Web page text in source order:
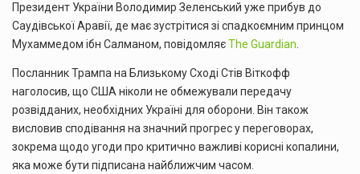
Президент України Володимир Зеленський уже прибув до
Саудівської Аравії, де має зустрітися зі спадкоємним принцом
Мухаммедом ібн Салманом, повідомляєThe Guardian
Посланник Трампа на Близькому Сході Стів Віткофф
наголосив, що США ніколи не обмежували передачу
розвідданих, необхідних Україні для оборони. Він також
висловив сподівання на значний прогрес у переговорах,
зокрема щодо угоди про критично важливі корисні копалини,
яка може бути підписана найближчим часом.